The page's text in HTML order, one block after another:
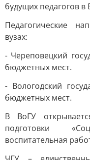
будущих педагогов в
Педагогические
вузах:
- Череповецкий
бюджетных мест.
- Вологодский
бюджетных мест.
В ВоГУ
подготовки
воспитательная